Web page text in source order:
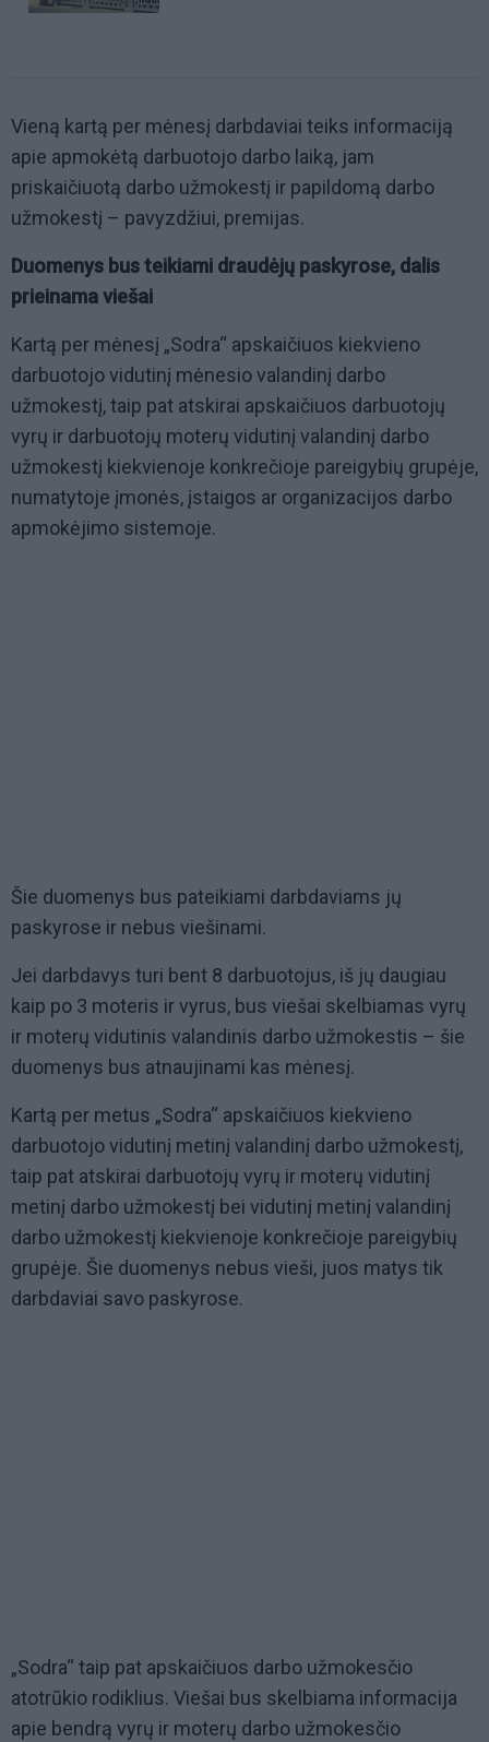
Vieną kartą per mėnesį darbdaviai teiks informaciją
apie apmokėtą darbuotojo darbo laiką, jam
priskaičiuotą darbo užmokestį ir papildomą darbo
užmokestį – pavyzdžiui, premijas.
Duomenys bus teikiami draudėjų paskyrose, dalis
prieinama viešai
Kartą per mėnesį „Sodra“ apskaičiuos kiekvieno
darbuotojo vidutinį mėnesio valandinį darbo
užmokestį, taip pat atskirai apskaičiuos darbuotojų
vyrų ir darbuotojų moterų vidutinį valandinį darbo
užmokestį kiekvienoje konkrečioje pareigybių grupėje,
numatytoje įmonės, įstaigos ar organizacijos darbo
apmokėjimo sistemoje.
Šie duomenys bus pateikiami darbdaviams jų
paskyrose ir nebus viešinami.
Jei darbdavys turi bent 8 darbuotojus, iš jų daugiau
kaip po 3 moteris ir vyrus, bus viešai skelbiamas vyrų
ir moterų vidutinis valandinis darbo užmokestis – šie
duomenys bus atnaujinami kas mėnesį.
Kartą per metus „Sodra“ apskaičiuos kiekvieno
darbuotojo vidutinį metinį valandinį darbo užmokestį,
taip pat atskirai darbuotojų vyrų ir moterų vidutinį
metinį darbo užmokestį bei vidutinį metinį valandinį
darbo užmokestį kiekvienoje konkrečioje pareigybių
grupėje. Šie duomenys nebus vieši, juos matys tik
darbdaviai savo paskyrose.
„Sodra“ taip pat apskaičiuos darbo užmokesčio
atotrūkio rodiklius. Viešai bus skelbiama informacija
apie bendrą vyrų ir moterų darbo užmokesčio